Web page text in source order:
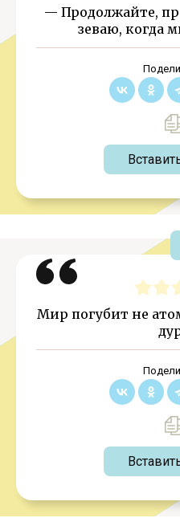
— Продолжайте,
зеваю, когда
Мир погубит не